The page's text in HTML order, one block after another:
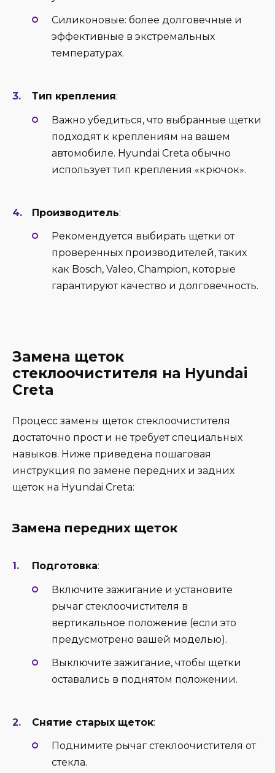
Силиконовые: более долговечные и
эффективные в экстремальных
температурах.
Тип крепления:
Важно убедиться, что выбранные щетки
подходят к креплениям на вашем
автомобиле. Hyundai Creta обычно
использует тип крепления «крючок».
Производитель:
Рекомендуется выбирать щетки от
проверенных производителей, таких
как Bosch, Valeo, Champion, которые
гарантируют качество и долговечность.
Замена щеток
стеклоочистителя на Hyundai
Creta
Процесс замены щеток стеклоочистителя
достаточно прост и не требует специальных
навыков. Ниже приведена пошаговая
инструкция по замене передних и задних
щеток на Hyundai Creta:
Замена передних щеток
Подготовка:
Включите зажигание и установите
рычаг стеклоочистителя в
вертикальное положение (если это
предусмотрено вашей моделью).
Выключите зажигание, чтобы щетки
оставались в поднятом положении.
Снятие старых щеток:
Поднимите рычаг стеклоочистителя от
стекла.